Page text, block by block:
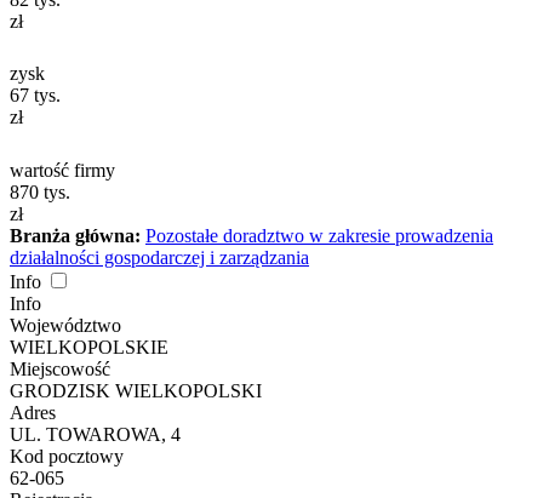
zł
zysk
67 tys.
zł
wartość firmy
870 tys.
zł
Branża główna: Pozostałe doradztwo w zakresie prowadzenia
działalności gospodarczej i zarządzania
Info
Info
Województwo
WIELKOPOLSKIE
Miejscowość
GRODZISK WIELKOPOLSKI
Adres
UL. TOWAROWA, 4
Kod pocztowy
62-065